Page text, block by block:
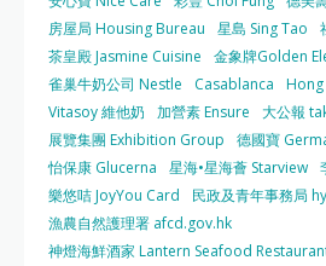
房屋局 Housing Bureau
星島 Sing Tao
茶皇殿 Jasmine Cuisine
金象牌Golden
雀巢牛奶公司 Nestle
Casablanca
Hong
Vitasoy 維他奶
加營素 Ensure
大公報
展覽集團 Exhibition Group
德國寶
怡保康 Glucerna
星海•星海薈 Starview
樂悠咭 JoyYou Card
民政及青年事務局
漁農自然護理署 afcd.gov.hk
神燈海鮮酒家 Lantern Seafood